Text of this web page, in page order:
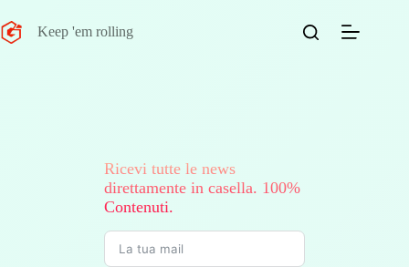
al
contenuto
Keep 'em rolling
Ricevi tutte le news
direttamente in casella. 100%
Contenuti.